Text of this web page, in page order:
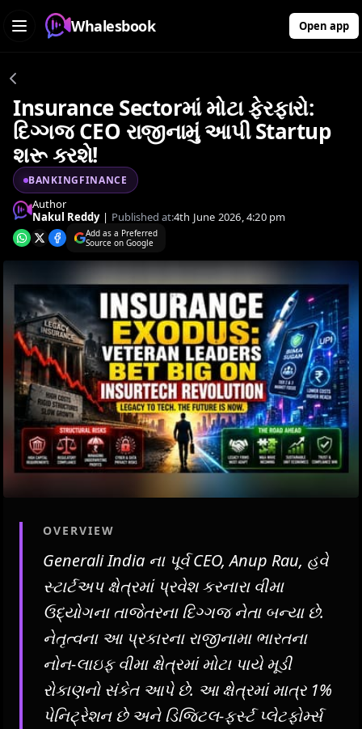
Whalesbook Open app
Insurance Sectorમાં મોટા ફેરફારો:
દિગ્ગજ CEO રાજીનામું આપી Startup
શરૂ કરશે!
BANKINGFINANCE
Author
Nakul Reddy | Published at:4th June 2026, 4:20 pm
Add as a Preferred
Source on Google
OVERVIEW
Generali India ના પૂર્વ CEO, Anup Rau, હવે
સ્ટાર્ટઅપ ક્ષેત્રમાં પ્રવેશ કરનારા વીમા
ઉદ્યોગના તાજેતરના દિગ્ગજ નેતા બન્યા છે.
નેતૃત્વના આ પ્રકારના રાજીનામા ભારતના
નોન-લાઇફ વીમા ક્ષેત્રમાં મોટા પાયે મૂડી
રોકાણનો સંકેત આપે છે. આ ક્ષેત્રમાં માત્ર 1%
પેનિટ્રેશન છે અને ડિજિટલ-ફર્સ્ટ પ્લેટફોર્મ્સ